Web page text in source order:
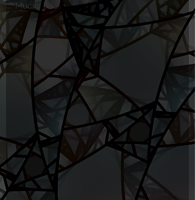
Mučící lidé